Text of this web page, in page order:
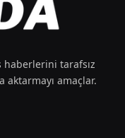
tarafsız
aktarmayı amaçlar.